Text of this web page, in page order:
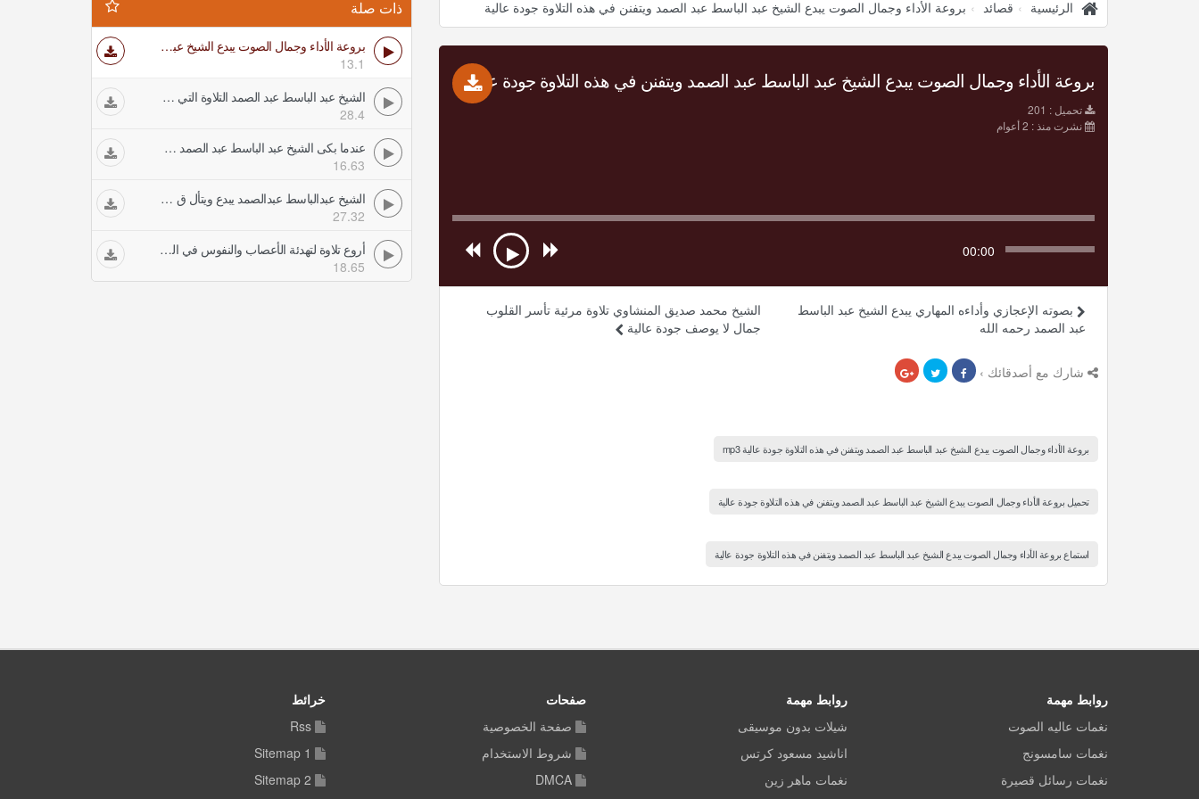
الرئيسية قصائد بروعة الأداء وجمال الصوت يبدع الشيخ عبد الباسط عبد الصمد ويتفنن في هذه التلاوة جودة عالية
بروعة الأداء وجمال الصوت يبدع الشيخ عبد الباسط عبد الصمد ويتفنن في هذه التلاوة جودة عالية تحميل Mp3
تحميل : 201
نشرت منذ : 2 أعوام
00:00
الشيخ محمد صديق المنشاوي تلاوة مرئية تأسر القلوب
جمال لا يوصف جودة عالية
بصوته الإعجازي وأداءه المهاري يبدع الشيخ عبد الباسط
عبد الصمد رحمه الله
شارك مع أصدقائك ›
بروعة الأداء وجمال الصوت يبدع الشيخ عبد الباسط عبد الصمد ويتفنن في هذه التلاوة جودة عالية mp3
تحميل بروعة الأداء وجمال الصوت يبدع الشيخ عبد الباسط عبد الصمد ويتفنن في هذه التلاوة جودة عالية
استماع بروعة الأداء وجمال الصوت يبدع الشيخ عبد الباسط عبد الصمد ويتفنن في هذه التلاوة جودة عالية
ذات صلة
بروعة الأداء وجمال الصوت يبدع الشيخ عبد الباسط عبد الصمد ويتفنن في هذه التلاوة جودة عالية
13.1
الشيخ عبد الباسط عبد الصمد التلاوة التي طلب الغرب ترجمتها وأذهلت الملايين جودة عالية
28.4
عندما بكى الشيخ عبد الباسط عبد الصمد مقطع سيهز قلبك جودة عالية HD
16.63
الشيخ عبدالباسط عبدالصمد يبدع ويتأل ق في هذه التلاوة المرئية النادرة
27.32
أروع تلاوة لتهدئة الأعصاب والنفوس في العالم للقارئ عبد الباسط عبد الصمد جودة عالية
18.65
روابط مهمة
نغمات عاليه الصوت
نغمات سامسونج
نغمات رسائل قصيرة
روابط مهمة
شيلات بدون موسيقى
اناشيد مسعود كرتس
نغمات ماهر زين
صفحات
صفحة الخصوصية
شروط الاستخدام
DMCA
خرائط
Rss
Sitemap 1
Sitemap 2